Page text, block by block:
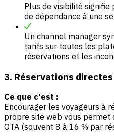
Plus de visibilité
de dépendance à une
Un channel manager
tarifs sur toutes les
réservations et les
3. Réservations directes
Ce que c'est :
Encourager les voyageurs à
propre site web vous permet
OTA (souvent 8 à 16 % par